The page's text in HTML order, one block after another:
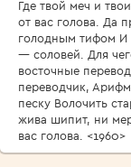
Где твой меч и
от вас голова. Да
голодным тифом
— соловей. Для
восточные
переводчик,
песку Волочить
жива шипит, ни
вас голова. <1960>